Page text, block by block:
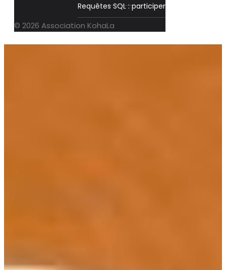
Requêtes SQL : participer
© 2026 Association KohaLa